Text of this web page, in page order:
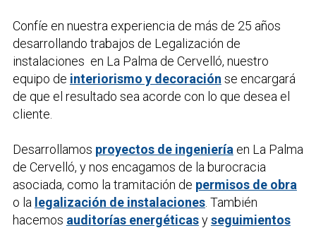
Confíe en nuestra experiencia de más de 25 años
desarrollando trabajos de Legalización de
instalaciones en La Palma de Cervelló, nuestro
equipo de interiorismo y decoración se encargará
de que el resultado sea acorde con lo que desea el
cliente.
Desarrollamos proyectos de ingeniería en La Palma
de Cervelló, y nos encagamos de la burocracia
asociada, como la tramitación de permisos de obra
o la legalización de instalaciones. También
hacemos auditorías energéticasyseguimientos